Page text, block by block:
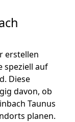
erstellen
speziell auf
Diese
davon, ob
Taunus
planen.